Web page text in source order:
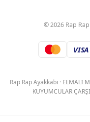
©2026 Rap
VISA
Rap Rap Ayakkabı · ELMALI
KUYUMCULAR